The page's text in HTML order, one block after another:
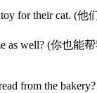
toy for their cat. (
as well? (你也能
from the